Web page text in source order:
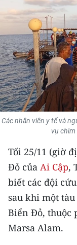
THỂ THAO
GIÁO DỤC
Y TẾ
KHOA HỌC -
MÔI TRƯỜNG
KIỂM CHỨNG
TRI THỨC
54 DÂN TỘC
CHƯƠNG TRÌNH
Các nhân viên y tế và
vụ chìm
Tối 25/11 (giờ
Đỏ của Ai Cập,
biết các đội
sau khi một
Biển Đỏ, thuộc
Marsa Alam.